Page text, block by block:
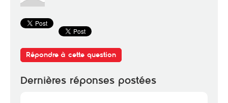
Répondre à cette question
Dernières réponses postées